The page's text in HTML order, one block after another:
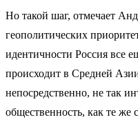
Но такой шаг, отмечает
геополитических
идентичности Россия все
происходит в Средней
непосредственно, не так
общественность, как те